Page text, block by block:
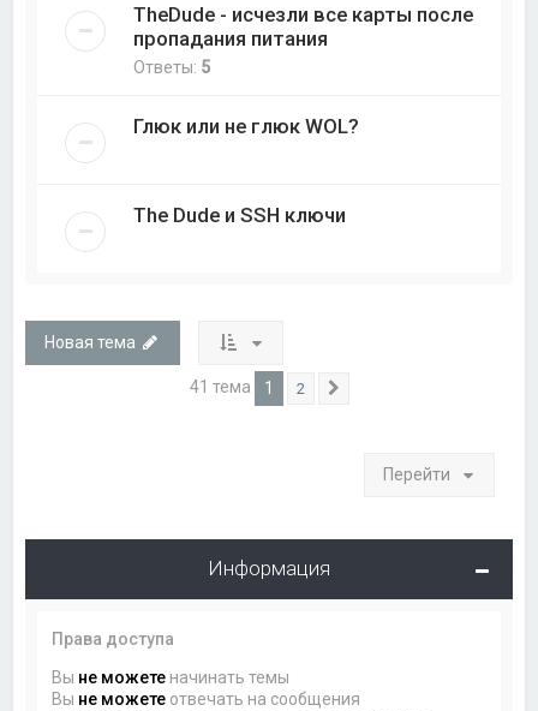
TheDude - исчезли все карты после
пропадания питания
Ответы: 5
Глюк или не глюк WOL?
The Dude и SSH ключи
Новая тема
41 тема 1 2
Перейти
Информация
Права доступа
Вы не можете начинать темы
Вы не можете отвечать на сообщения